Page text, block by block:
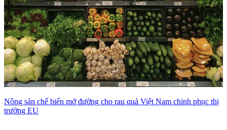
Nông sản chế biến mở đường cho rau quả Việt Nam chinh phục thị
trường EU